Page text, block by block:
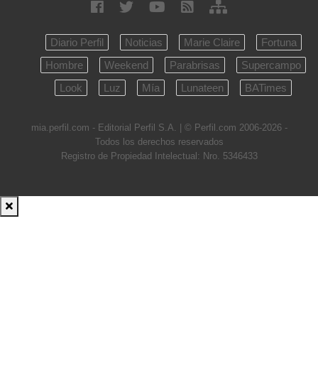
Diario Perfil Noticias Marie Claire
Fortuna
Hombre
Weekend Parabrisas
Supercampo
Look
Luz Mía Lunateen BATimes
mia.perfil.com - Editorial Perfil S.A. | © Perfil.com 2006-2026 -
Todos los derechos reservados
Registro de Propiedad Intelectual: Nro. 5346433